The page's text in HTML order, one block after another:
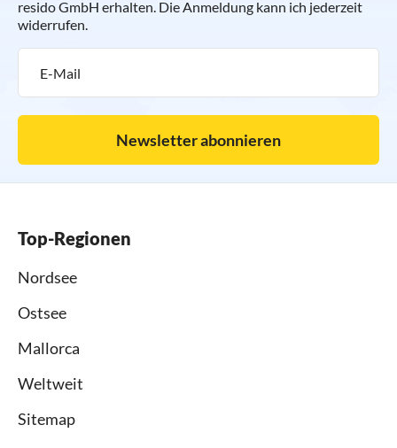
resido GmbH erhalten. Die Anmeldung kann ich jederzeit
widerrufen.
Newsletter abonnieren
Top-Regionen
Nordsee
Ostsee
Mallorca
Weltweit
Sitemap